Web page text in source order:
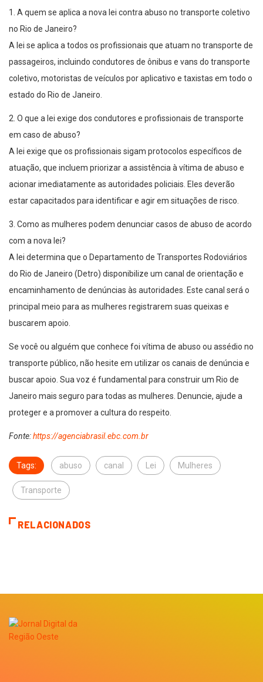
1. A quem se aplica a nova lei contra abuso no transporte coletivo
no Rio de Janeiro?
A lei se aplica a todos os profissionais que atuam no transporte de
passageiros, incluindo condutores de ônibus e vans do transporte
coletivo, motoristas de veículos por aplicativo e taxistas em todo o
estado do Rio de Janeiro.
2. O que a lei exige dos condutores e profissionais de transporte
em caso de abuso?
A lei exige que os profissionais sigam protocolos específicos de
atuação, que incluem priorizar a assistência à vítima de abuso e
acionar imediatamente as autoridades policiais. Eles deverão
estar capacitados para identificar e agir em situações de risco.
3. Como as mulheres podem denunciar casos de abuso de acordo
com a nova lei?
A lei determina que o Departamento de Transportes Rodoviários
do Rio de Janeiro (Detro) disponibilize um canal de orientação e
encaminhamento de denúncias às autoridades. Este canal será o
principal meio para as mulheres registrarem suas queixas e
buscarem apoio.
Se você ou alguém que conhece foi vítima de abuso ou assédio no
transporte público, não hesite em utilizar os canais de denúncia e
buscar apoio. Sua voz é fundamental para construir um Rio de
Janeiro mais seguro para todas as mulheres. Denuncie, ajude a
proteger e a promover a cultura do respeito.
Fonte:https://agenciabrasil.ebc.com.br
Tags: abuso canal Lei Mulheres
Transporte
RELACIONADOS